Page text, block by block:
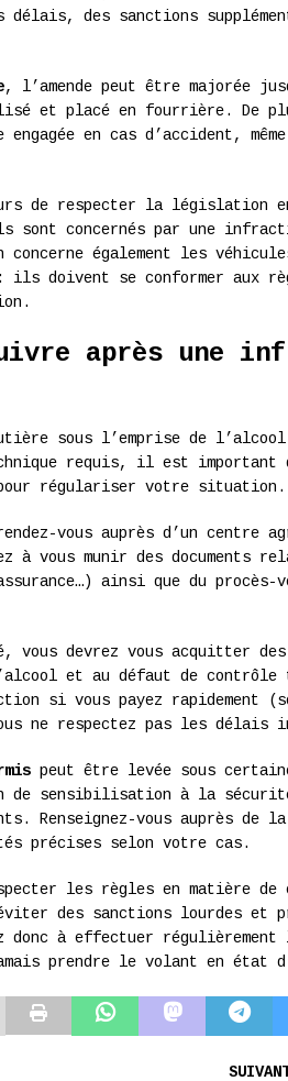
des sanctions
, l’amende peut être majorée
et placé en fourrière. De
en cas d’accident,
de respecter la législation
sont concernés par une
également les
doivent se conformer aux
après une
sous l’emprise de
requis, il est important
pour régulariser votre situation.
vous auprès d’un centre
à vous munir des documents
ainsi que du procès-
devrez vous acquitter des
et au défaut de contrôle
si vous payez rapidement
ne respectez pas les délais
peut être levée sous
de sensibilisation à la
Renseignez-vous auprès de
précises selon votre cas.
les règles en matière de
des sanctions lourdes et
à effectuer régulièrement
prendre le volant en état